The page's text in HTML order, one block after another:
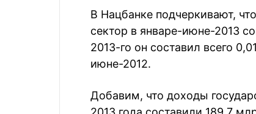
В Нацбанке подчеркивают,
сектор в январе-июне-2013
2013-го он составил всего
июне-2012.
Добавим, что доходы